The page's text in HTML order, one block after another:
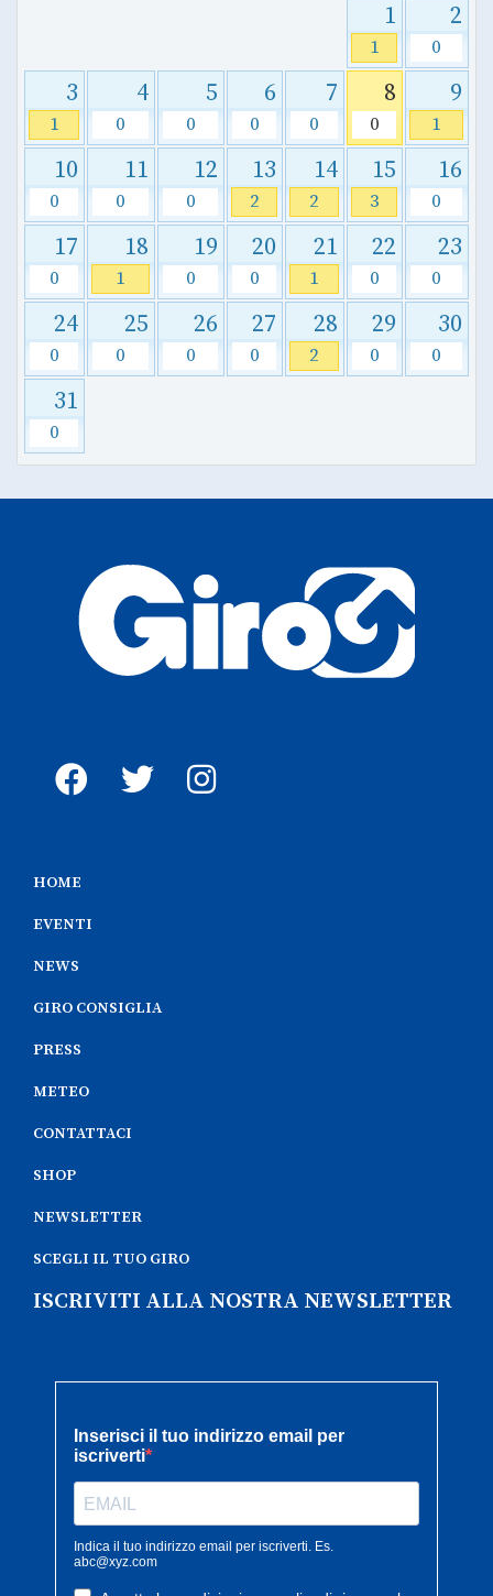
1
1
2
0
3
1
4
0
5
0
6
0
7
0
8
0
9
1
10
0
11
0
12
0
13
2
14
2
15
3
16
0
17
0
18
1
19
0
20
0
21
1
22
0
23
0
24
0
25
0
26
0
27
0
28
2
29
0
30
0
31
0
HOME
EVENTI
NEWS
GIRO CONSIGLIA
PRESS
METEO
CONTATTACI
SHOP
NEWSLETTER
SCEGLI IL TUO GIRO
ISCRIVITI ALLA NOSTRA NEWSLETTER